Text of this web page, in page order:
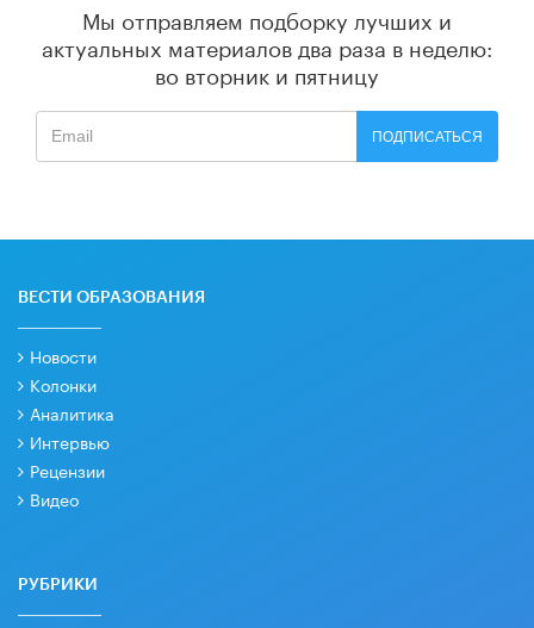
Мы отправляем подборку лучших и
актуальных материалов два раза в неделю:
во вторник и пятницу
ПОДПИСАТЬСЯ
ВЕСТИ ОБРАЗОВАНИЯ
Новости
Колонки
Аналитика
Интервью
Рецензии
Видео
РУБРИКИ